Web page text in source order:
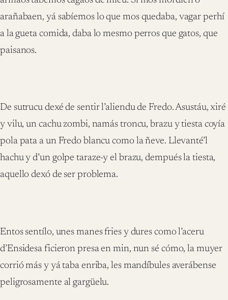
arañabaen, yá sabíemos lo que mos quedaba, vagar perhí
a la gueta comida, daba lo mesmo perros que gatos, que
paisanos.
De sutrucu dexé de sentir l’aliendu de Fredo. Asustáu, xiré
y vilu, un cachu zombi, namás troncu, brazu y tiesta coyía
pola pata a un Fredo blancu como la ñeve. Llevanté’l
hachu y d’un golpe taraze-y el brazu, dempués la tiesta,
aquello dexó de ser problema.
Entos sentílo, unes manes fries y dures como l’aceru
d’Ensidesa ficieron presa en min, nun sé cómo, la muyer
corrió más y yá taba enriba, les mandíbules averábense
peligrosamente al gargüelu.